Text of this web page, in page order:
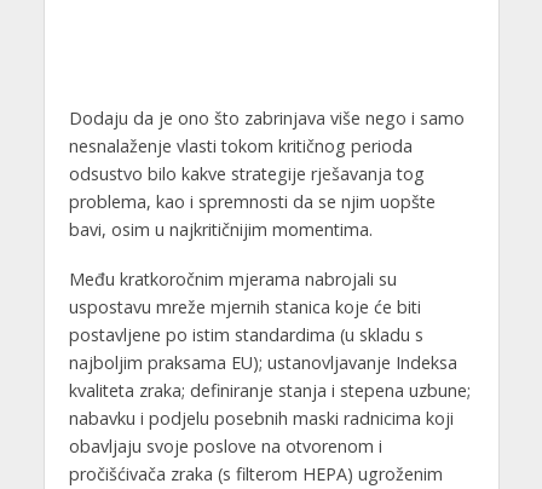
Dodaju da je ono što zabrinjava više nego i samo
nesnalaženje vlasti tokom kritičnog perioda
odsustvo bilo kakve strategije rješavanja tog
problema, kao i spremnosti da se njim uopšte
bavi, osim u najkritičnijim momentima.
Među kratkoročnim mjerama nabrojali su
uspostavu mreže mjernih stanica koje će biti
postavljene po istim standardima (u skladu s
najboljim praksama EU); ustanovljavanje Indeksa
kvaliteta zraka; definiranje stanja i stepena uzbune;
nabavku i podjelu posebnih maski radnicima koji
obavljaju svoje poslove na otvorenom i
pročišćivača zraka (s filterom HEPA) ugroženim